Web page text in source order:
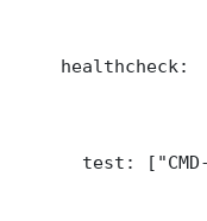
    healthcheck:
test: